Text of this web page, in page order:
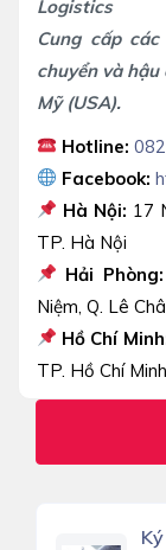
Logistics
Cung cấp
chuyển và hậu
Mỹ (USA).
Hotline:
Facebook:
Hà Nội: 17
TP. Hà Nội
Hải Phòng:
Niệm, Q. Lê
Hồ Chí
TP. Hồ Chí Minh